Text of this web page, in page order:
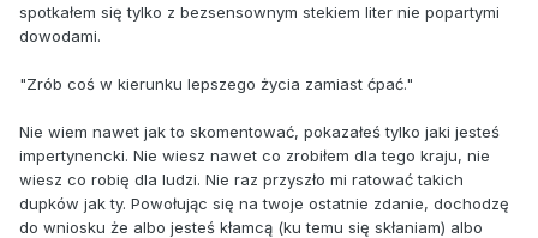
spotkałem się tylko z bezsensownym stekiem liter nie popartymi
dowodami.
"Zrób coś w kierunku lepszego życia zamiast ćpać."
Nie wiem nawet jak to skomentować, pokazałeś tylko jaki jesteś
impertynencki. Nie wiesz nawet co zrobiłem dla tego kraju, nie
wiesz co robię dla ludzi. Nie raz przyszło mi ratować takich
dupków jak ty. Powołując się na twoje ostatnie zdanie, dochodzę
do wniosku że albo jesteś kłamcą (ku temu się skłaniam) albo